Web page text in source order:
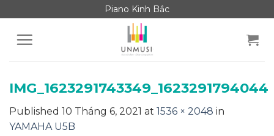
to
content
Piano Kinh Bắc
IMG_1623291743349_1623291794044
Published 10 Tháng 6, 2021 at 1536 × 2048 in
YAMAHA U5B